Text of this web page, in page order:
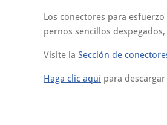
Los conectores para
pernos sencillos
Visite la Sección de
Haga clic aquí para